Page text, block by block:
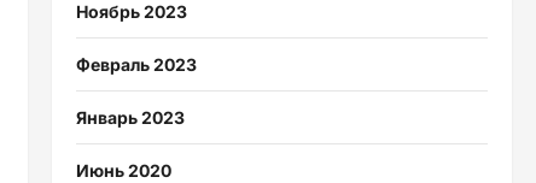
Ноябрь 2023
Февраль 2023
Январь 2023
Июнь 2020